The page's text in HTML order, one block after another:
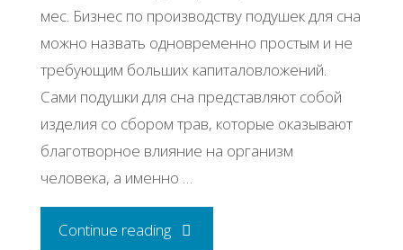
мес. Бизнес по производству подушек для сна
можно назвать одновременно простым и не
требующим больших капиталовложений.
Сами подушки для сна представляют собой
изделия со сбором трав, которые оказывают
благотворное влияние на организм
человека, а именно …
Continue reading"Бизнес-